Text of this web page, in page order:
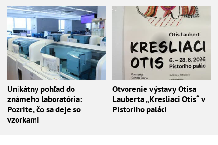
Unikátny pohľad do
známeho laboratória:
Pozrite, čo sa deje so
vzorkami
Otvorenie výstavy Otisa
Lauberta „Kresliaci Otis“ v
Pistoriho paláci